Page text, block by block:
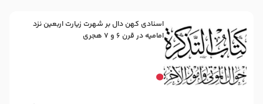
اسنادی کهن دال بر شهرت زیارت اربعین نزد
امامیه در قرن ۶ و ۷ هجری